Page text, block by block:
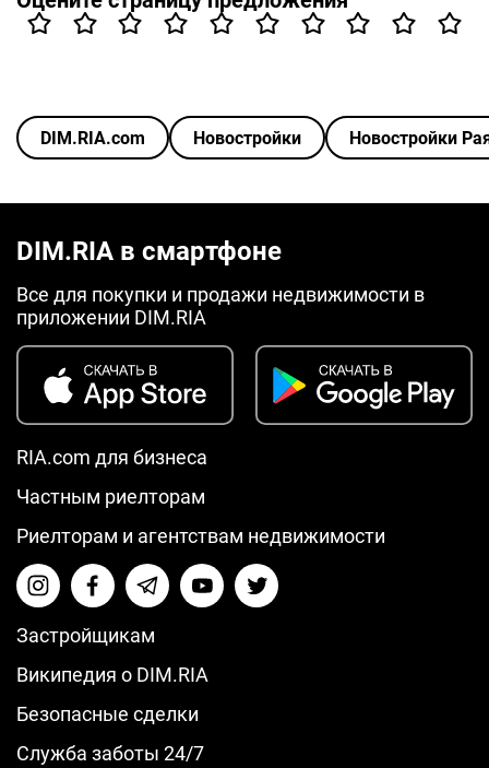
DIM.RIA.com Новостройки Новостройки
DIM.RIA в смартфоне
Все для покупки и продажи недвижимости в
приложении DIM.RIA
RIA.com для бизнеса
Частным риелторам
Риелторам и агентствам недвижимости
Застройщикам
Википедия о DIM.RIA
Безопасные сделки
Служба заботы 24/7